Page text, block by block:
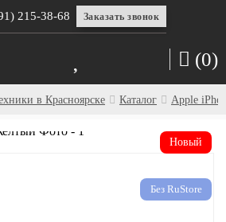
215-38-68 Заказать звонок
(0)
в Красноярске Каталог Apple
Без RuStore